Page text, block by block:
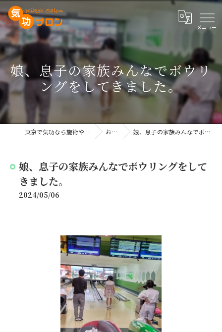
娘、息子の家族みんなでボウリ
ングをしてきました。
東京で気功なら施術や講座を行う気功サロン お知らせ 娘、息子の家族みんなでボウリングをしてきました。
娘、息子の家族みんなでボウリングをして
きました。
2024/05/06